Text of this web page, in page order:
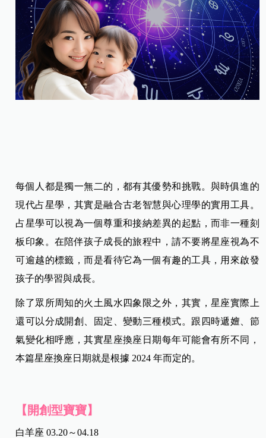
每個人都是獨一無二的，都有其優勢和挑戰。與時俱進的
現代占星學，其實是融合古老智慧與心理學的實用工具。
占星學可以視為一個尊重和接納差異的起點，而非一種刻
板印象。在陪伴孩子成長的旅程中，請不要將星座視為不
可逾越的標籤，而是看待它為一個有趣的工具，用來啟發
孩子的學習與成長。
除了眾所周知的火土風水四象限之外，其實，星座實際上
還可以分成開創、固定、變動三種模式。跟四時遞嬗、節
氣變化相呼應，其實星座換座日期每年可能會有所不同，
本篇星座換座日期就是根據 2024 年而定的。
【開創型寶寶】
白羊座 03.20～04.18